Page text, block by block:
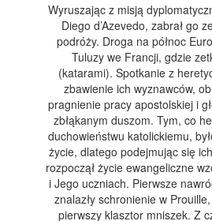
Wyruszając z misją
Diego d’Azevedo, zabrał go
podróży. Droga na północ
Tuluzy we Francji, gdzie
(katarami). Spotkanie z
zbawienie ich wyznawców,
pragnienie pracy apostolskiej i
zbłąkanym duszom. Tym, co
duchowieństwu katolickiemu,
życie, dlatego podejmując się
rozpoczął życie ewangeliczne
i Jego uczniach. Pierwsze
znalazły schronienie w
pierwszy klasztor mniszek. Z